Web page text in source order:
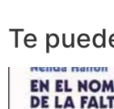
Te